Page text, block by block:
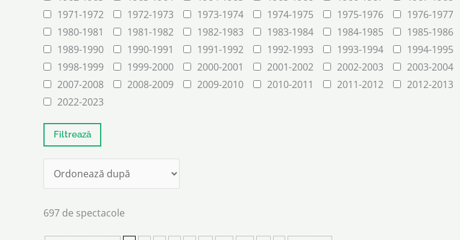
1971-1972
1972-1973 1973-1974 1974-1975 1975-1976 1976-1977
1980-1981
1981-1982 1982-1983 1983-1984 1984-1985 1985-1986
1989-1990
1990-1991 1991-1992 1992-1993 1993-1994 1994-1995
1998-1999
1999-2000 2000-2001 2001-2002 2002-2003 2003-2004
2007-2008
2008-2009 2009-2010 2010-2011 2011-2012 2012-2013
2022-2023
697 de spectacole